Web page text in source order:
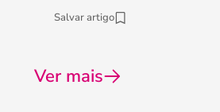
Salvar artigo
Ver mais